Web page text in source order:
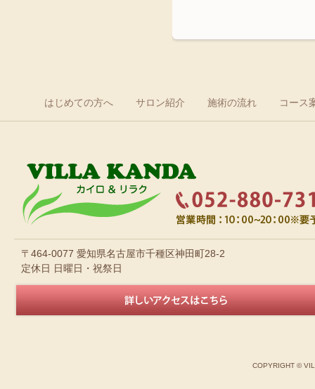
はじめての方へ サロン紹介 施術の流れ コース
〒464-0077 愛知県名古屋市千種区神田町28-2
定休日 日曜日・祝祭日
COPYRIGHT ©